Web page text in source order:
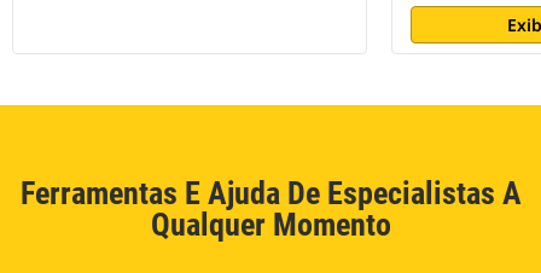
Ferramentas E Ajuda De Especialistas A
Qualquer Momento